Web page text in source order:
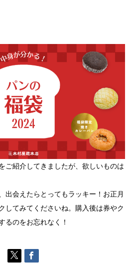
ご紹介してきましたが、欲しいものは
出会えたらとってもラッキー！お正月
してみてくださいね。購入後は券やク
るのをお忘れなく！